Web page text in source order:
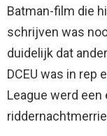
Batman-film die
schrijven was
duidelijk dat
DCEU was in rep
League werd